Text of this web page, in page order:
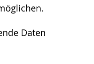
Daten